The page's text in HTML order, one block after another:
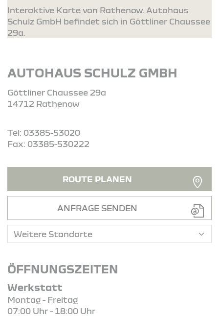
Interaktive Karte von Rathenow. Autohaus
Schulz GmbH befindet sich in Göttliner Chaussee
29a.
AUTOHAUS SCHULZ GMBH
Göttliner Chaussee 29a
14712 Rathenow
Tel: 03385-53020
Fax: 03385-530222
ROUTE PLANEN
ANFRAGE SENDEN
ÖFFNUNGSZEITEN
Werkstatt
Montag - Freitag
07:00 Uhr - 18:00 Uhr